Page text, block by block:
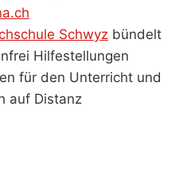
Schwyz bündelt
Hilfestellungen
für den Unterricht und
auf Distanz